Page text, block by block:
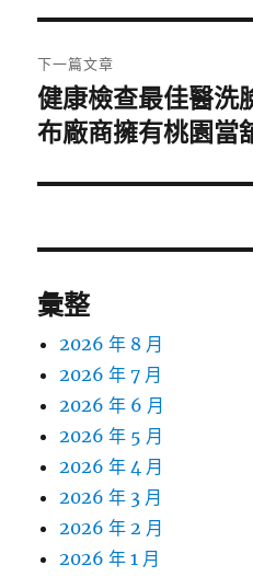
覽
文
章:
下一篇文章
下
一
文
健康檢查最佳醫洗
布廠商擁有桃園當
彙整
2026 年 8 月
2026 年 7 月
2026 年 6 月
2026 年 5 月
2026 年 4 月
2026 年 3 月
2026 年 2 月
2026 年 1 月